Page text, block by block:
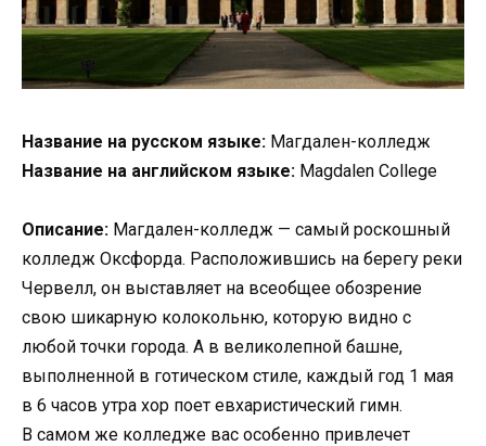
Название на русском языке: Магдален-колледж
Название на английском языке: Magdalen College
Описание: Магдален-колледж — самый роскошный
колледж Оксфорда. Расположившись на берегу реки
Червелл, он выставляет на всеобщее обозрение
свою шикарную колокольню, которую видно с
любой точки города. А в великолепной башне,
выполненной в готическом стиле, каждый год 1 мая
в 6 часов утра хор поет евхаристический гимн.
В самом же колледже вас особенно привлечет